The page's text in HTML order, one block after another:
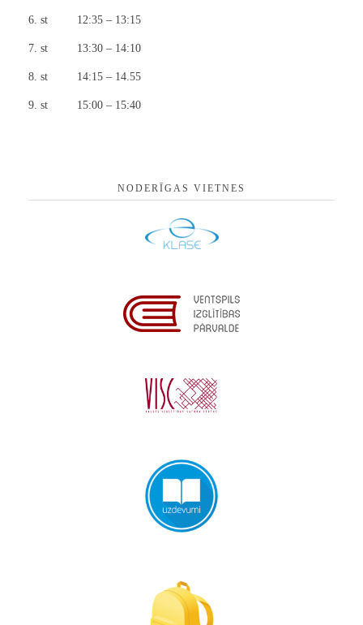
st 12:35 – 13:15
st 13:30 – 14:10
st 14:15 – 14.55
st 15:00 – 15:40
NODERĪGAS VIETNES